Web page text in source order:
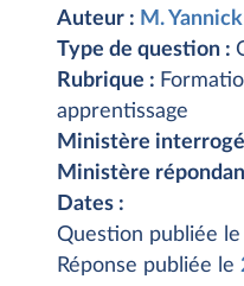
Auteur : M.
Type de question :
Rubrique :
apprentissage
Ministère
Ministère
Dates :
Question publiée le
Réponse publiée le